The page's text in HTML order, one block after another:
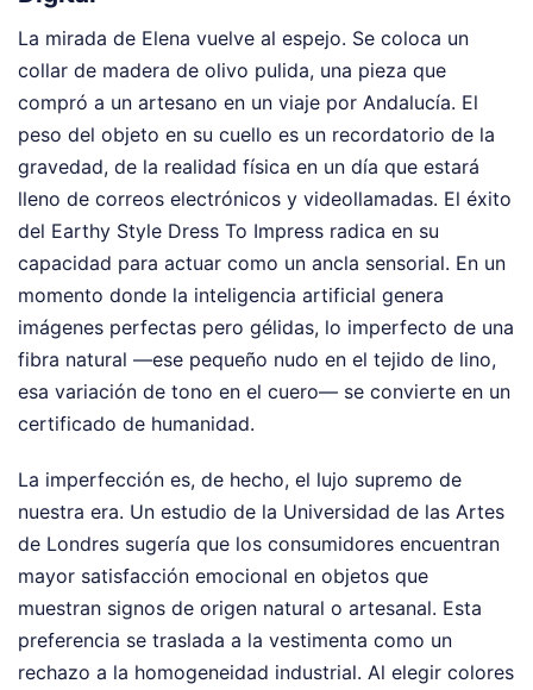
La mirada de Elena vuelve al espejo. Se coloca un
collar de madera de olivo pulida, una pieza que
compró a un artesano en un viaje por Andalucía. El
peso del objeto en su cuello es un recordatorio de la
gravedad, de la realidad física en un día que estará
lleno de correos electrónicos y videollamadas. El éxito
del Earthy Style Dress To Impress radica en su
capacidad para actuar como un ancla sensorial. En un
momento donde la inteligencia artificial genera
imágenes perfectas pero gélidas, lo imperfecto de una
fibra natural —ese pequeño nudo en el tejido de lino,
esa variación de tono en el cuero— se convierte en un
certificado de humanidad.
La imperfección es, de hecho, el lujo supremo de
nuestra era. Un estudio de la Universidad de las Artes
de Londres sugería que los consumidores encuentran
mayor satisfacción emocional en objetos que
muestran signos de origen natural o artesanal. Esta
preferencia se traslada a la vestimenta como un
rechazo a la homogeneidad industrial. Al elegir colores